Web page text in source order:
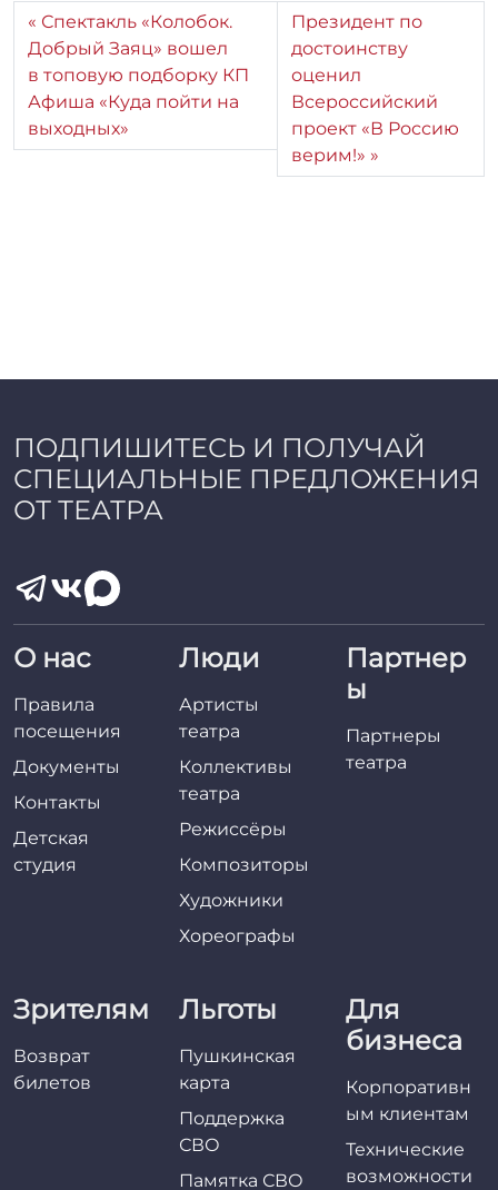
Спектакль «Колобок.
Добрый Заяц» вошел
в топовую подборку КП
Афиша «Куда пойти на
выходных»
Президент по
достоинству
оценил
Всероссийский
проект «В Россию
верим!»
ПОДПИШИТЕСЬ И ПОЛУЧАЙ
СПЕЦИАЛЬНЫЕ ПРЕДЛОЖЕНИЯ
ОТ ТЕАТРА
О нас
Правила
посещения
Документы
Контакты
Детская
студия
Люди
Артисты
театра
Коллективы
театра
Режиссёры
Композиторы
Художники
Хореографы
Партнер
ы
Партнеры
театра
Зрителям
Возврат
билетов
Льготы
Пушкинская
карта
Поддержка
СВО
Памятка СВО
Для
бизнеса
Корпоративн
ым клиентам
Технические
возможности